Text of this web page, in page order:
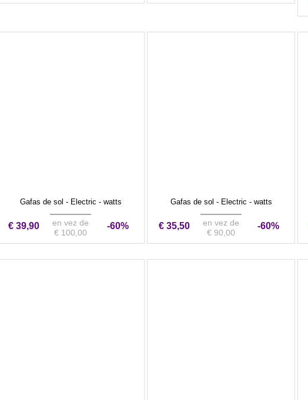
Gafas de sol - Electric - watts
€ 39,90
en vez de
€ 100,00
-60%
Gafas de sol - Electric - watts
€ 35,50
en vez de
€ 90,00
-60%